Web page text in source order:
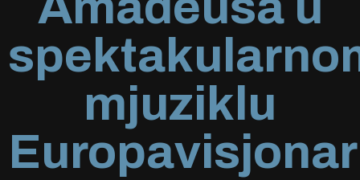
mjuziklu
Europavisjonar